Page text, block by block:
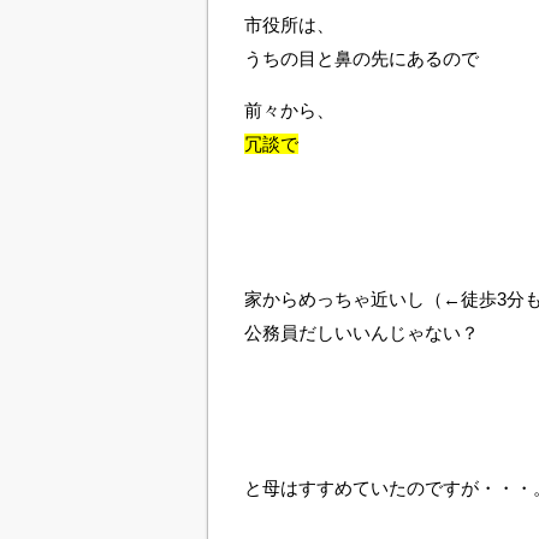
市役所は、
うちの目と鼻の先にあるので
前々から、
冗談で
家からめっちゃ近いし（←徒歩3分も
公務員だしいいんじゃない？
と母はすすめていたのですが・・・